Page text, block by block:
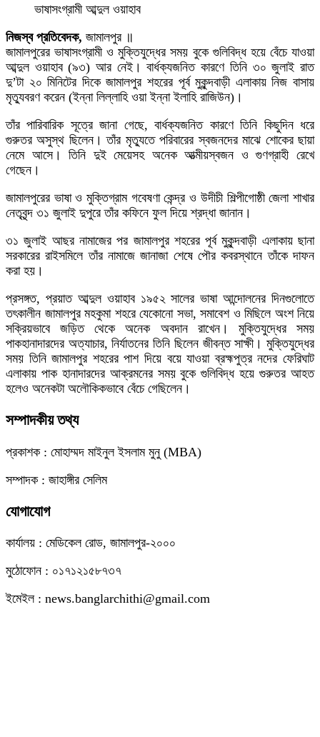
ভাষাসংগ্রামী আব্দুল ওয়াহাব
নিজস্ব প্রতিবেদক, জামালপুর ॥
জামালপুরের ভাষাসংগ্রামী ও মুক্তিযুদ্ধের সময় বুকে গুলিবিদ্ধ হয়ে বেঁচে যাওয়া
আব্দুল ওয়াহাব (৯৩) আর নেই। বার্ধক্যজনিত কারণে তিনি ৩০ জুলাই রাত
দু’টা ২০ মিনিটের দিকে জামালপুর শহরের পূর্ব মুকুন্দবাড়ী এলাকায় নিজ বাসায়
মৃত্যুবরণ করেন (ইন্না লিল্লাহি ওয়া ইন্না ইলাহি রাজিউন)।
তাঁর পারিবারিক সূত্রে জানা গেছে, বার্ধক্যজনিত কারণে তিনি কিছুদিন ধরে
গুরুতর অসুস্থ ছিলেন। তাঁর মৃত্যুতে পরিবারের স্বজনদের মাঝে শোকের ছায়া
নেমে আসে। তিনি দুই মেয়েসহ অনেক আত্মীয়স্বজন ও গুণগ্রাহী রেখে
গেছেন।
জামালপুরের ভাষা ও মুক্তিগ্রাম গবেষণা কেন্দ্র ও উদীচী শিল্পীগোষ্ঠী জেলা শাখার
নেতৃবৃন্দ ৩১ জুলাই দুপুরে তাঁর কফিনে ফুল দিয়ে শ্রদ্ধা জানান।
৩১ জুলাই আছর নামাজের পর জামালপুর শহরের পূর্ব মুকুন্দবাড়ী এলাকায় ছানা
সরকারের রাইসমিলে তাঁর নামাজে জানাজা শেষে পৌর কবরস্থানে তাঁকে দাফন
করা হয়।
প্রসঙ্গত, প্রয়াত আব্দুল ওয়াহাব ১৯৫২ সালের ভাষা আন্দোলনের দিনগুলোতে
তৎকালীন জামালপুর মহকুমা শহরে যেকোনো সভা, সমাবেশ ও মিছিলে অংশ নিয়ে
সক্রিয়ভাবে জড়িত থেকে অনেক অবদান রাখেন। মুক্তিযুদ্ধের সময়
পাকহানাদারদের অত্যাচার, নির্যাতনের তিনি ছিলেন জীবন্ত সাক্ষী। মুক্তিযুদ্ধের
সময় তিনি জামালপুর শহরের পাশ দিয়ে বয়ে যাওয়া ব্রহ্মপুত্র নদের ফেরিঘাট
এলাকায় পাক হানাদারদের আক্রমনের সময় বুকে গুলিবিদ্ধ হয়ে গুরুতর আহত
হলেও অনেকটা অলৌকিকভাবে বেঁচে গেছিলেন।
সম্পাদকীয় তথ্য
প্রকাশক : মোহাম্মদ মাইনুল ইসলাম মুনু (MBA)
সম্পাদক : জাহাঙ্গীর সেলিম
যোগাযোগ
কার্যালয় : মেডিকেল রোড, জামালপুর-২০০০
মুঠোফোন : ০১৭১২১৫৮৭৩৭
ইমেইল : news.banglarchithi@gmail.com